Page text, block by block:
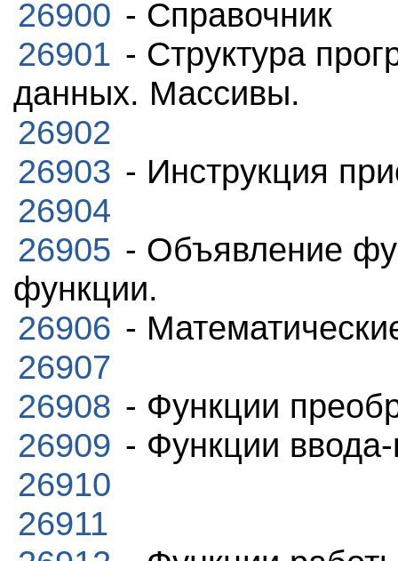
26900 - Справочник
26901 - Структура
данных. Массивы.
26902
26903 - Инструкция
26904
26905 - Объявление
функции.
26906 -
26907
26908 - Функции
26909 - Функции
26910
26911